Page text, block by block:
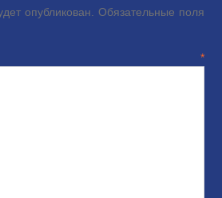
опубликован. Обязательные поля
*